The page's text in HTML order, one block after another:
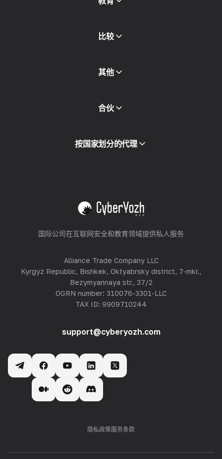
合作伙伴
免费书
比较
其他
API访问
集成
合伙
合作伙伴计划
转售
按国家划分的代理
查看全部
国际公司在互联网安全和教育领域提供私人服务
Alliance Trade Company LLC
Kyrgyz Republic, Bishkek, Oktyabrsky district, 7-mkr.,
Bezymyannaya str., 37/2
OGRN number: 310076-3301-LLC
TAX ID: 9909710244
support@cyberyozh.com
隐私政策服务条款